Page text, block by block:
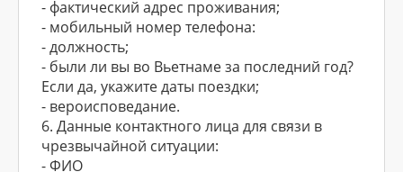
- фактический адрес проживания;
- мобильный номер телефона:
- должность;
- были ли вы во Вьетнаме за последний год?
Если да, укажите даты поездки;
- вероисповедание.
6. Данные контактного лица для связи в
чрезвычайной ситуации:
- ФИО